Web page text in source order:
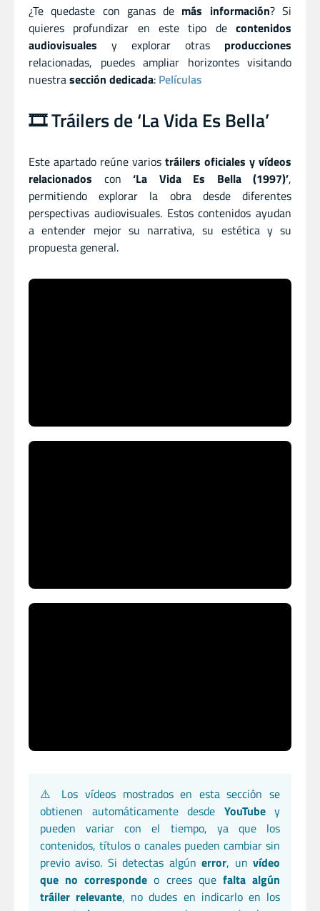
¿Te quedaste con ganas de más información? Si
quieres profundizar en este tipo de contenidos
audiovisuales y explorar otras producciones
relacionadas, puedes ampliar horizontes visitando
nuestrasección dedicada: Películas
🎞️ Tráilers de ‘La Vida Es Bella’
Este apartado reúne varios tráilers oficiales y vídeos
relacionados con ‘La Vida Es Bella (1997)’,
permitiendo explorar la obra desde diferentes
perspectivas audiovisuales. Estos contenidos ayudan
a entender mejor su narrativa, su estética y su
propuesta general.
⚠️ Los vídeos mostrados en esta sección se
obtienen automáticamente desde YouTubey
pueden variar con el tiempo, ya que los
contenidos, títulos o canales pueden cambiar sin
previo aviso. Si detectas algúnerror, unvídeo
que no corresponde o crees que falta algún
tráiler relevante, no dudes en indicarlo en los